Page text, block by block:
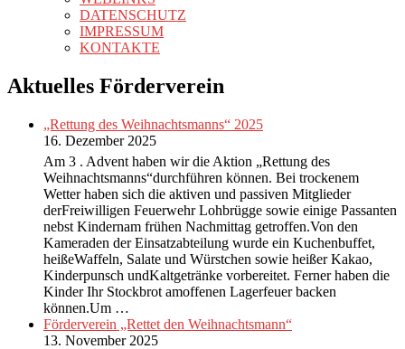
DATENSCHUTZ
IMPRESSUM
KONTAKTE
Aktuelles Förderverein
„Rettung des Weihnachtsmanns“ 2025
16. Dezember 2025
Am 3 . Advent haben wir die Aktion „Rettung des
Weihnachtsmanns“durchführen können. Bei trockenem
Wetter haben sich die aktiven und passiven Mitglieder
derFreiwilligen Feuerwehr Lohbrügge sowie einige Passanten
nebst Kindernam frühen Nachmittag getroffen.Von den
Kameraden der Einsatzabteilung wurde ein Kuchenbuffet,
heißeWaffeln, Salate und Würstchen sowie heißer Kakao,
Kinderpunsch undKaltgetränke vorbereitet. Ferner haben die
Kinder Ihr Stockbrot amoffenen Lagerfeuer backen
können.Um …
Förderverein „Rettet den Weihnachtsmann“
13. November 2025